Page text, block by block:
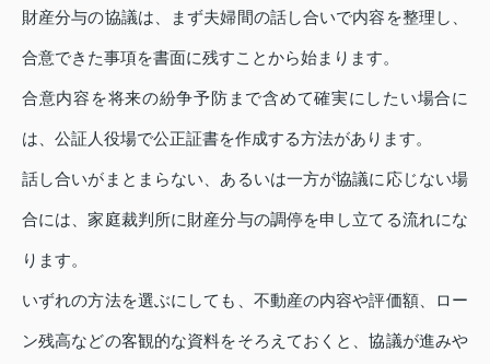
財産分与の協議は、まず夫婦間の話し合いで内容を整理し、
合意できた事項を書面に残すことから始まります。
合意内容を将来の紛争予防まで含めて確実にしたい場合に
は、公証人役場で公正証書を作成する方法があります。
話し合いがまとまらない、あるいは一方が協議に応じない場
合には、家庭裁判所に財産分与の調停を申し立てる流れにな
ります。
いずれの方法を選ぶにしても、不動産の内容や評価額、ロー
ン残高などの客観的な資料をそろえておくと、協議が進みや